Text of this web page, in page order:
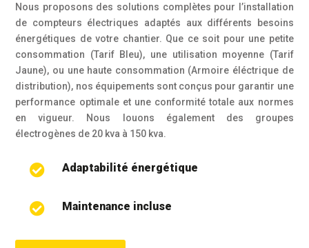
Nous proposons des solutions complètes pour l’installation
de compteurs électriques adaptés aux différents besoins
énergétiques de votre chantier. Que ce soit pour une petite
consommation (Tarif Bleu), une utilisation moyenne (Tarif
Jaune), ou une haute consommation (Armoire éléctrique de
distribution), nos équipements sont conçus pour garantir une
performance optimale et une conformité totale aux normes
en vigueur. Nous louons également des groupes
électrogènes de 20 kva à 150 kva.
 Adaptabilité énergétique
 Maintenance incluse